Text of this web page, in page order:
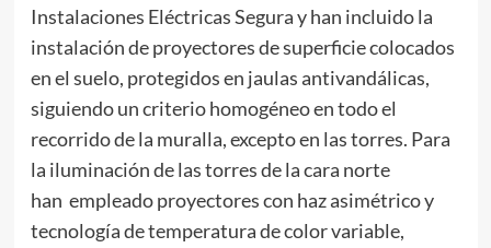
Instalaciones Eléctricas Segura y han incluido la
instalación de proyectores de superficie colocados
en el suelo, protegidos en jaulas antivandálicas,
siguiendo un criterio homogéneo en todo el
recorrido de la muralla, excepto en las torres. Para
la iluminación de las torres de la cara norte
han empleado proyectores con haz asimétrico y
tecnología de temperatura de color variable,